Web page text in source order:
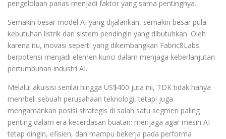
pengelolaan panas menjadi faktor yang sama pentingnya.
Semakin besar model AI yang dijalankan, semakin besar pula
kebutuhan listrik dan sistem pendingin yang dibutuhkan. Oleh
karena itu, inovasi seperti yang dikembangkan Fabric8Labs
berpotensi menjadi elemen kunci dalam menjaga keberlanjutan
pertumbuhan industri AI.
Melalui akuisisi senilai hingga US$400 juta ini, TDK tidak hanya
membeli sebuah perusahaan teknologi, tetapi juga
mengamankan posisi strategis di salah satu segmen paling
penting dalam era kecerdasan buatan: menjaga agar mesin AI
tetap dingin, efisien, dan mampu bekerja pada performa